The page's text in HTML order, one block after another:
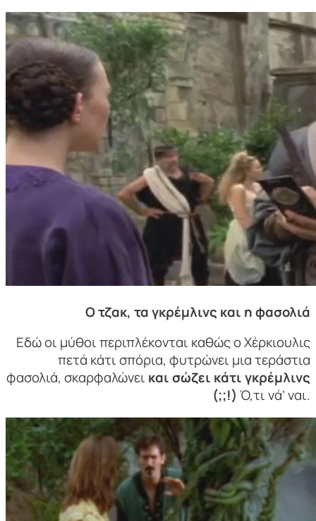
Ο τζακ, τα γκρέμλινς και η φασολιά
Εδώ οι μύθοι περιπλέκονται καθώς ο Χέρκιουλις
πετά κάτι σπόρια, φυτρώνει μια τεράστια
φασολιά, σκαρφαλώνει και σώζει κάτι γκρέμλινς
(;;!) Ό,τι νά’ ναι.